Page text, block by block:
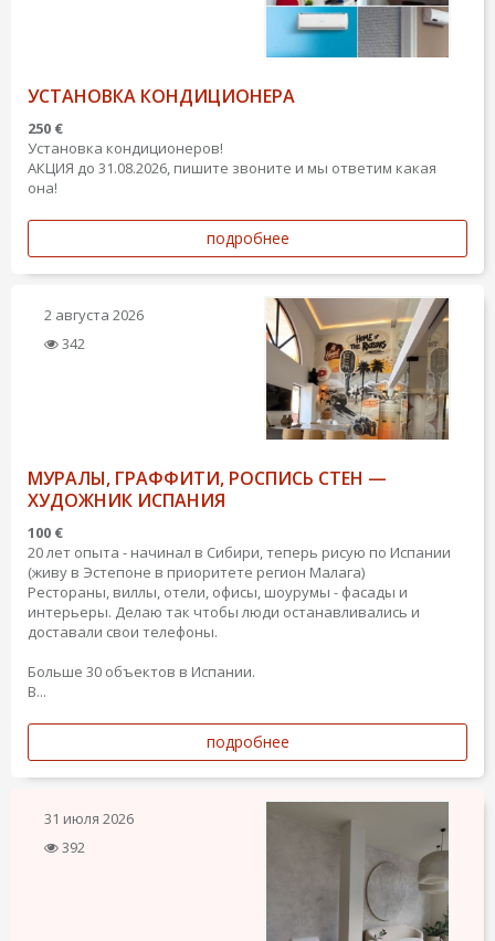
УСТАНОВКА КОНДИЦИОНЕРА
250 €
Установка кондиционеров!
АКЦИЯ до 31.08.2026, пишите звоните и мы ответим какая
она!
подробнее
2 августа 2026
342
МУРАЛЫ, ГРАФФИТИ, РОСПИСЬ СТЕН —
ХУДОЖНИК ИСПАНИЯ
100 €
20 лет опыта - начинал в Сибири, теперь рисую по Испании
(живу в Эстепоне в приоритете регион Малага)
Рестораны, виллы, отели, офисы, шоурумы - фасады и
интерьеры. Делаю так чтобы люди останавливались и
доставали свои телефоны.
Больше 30 объектов в Испании.
В...
подробнее
31 июля 2026
392